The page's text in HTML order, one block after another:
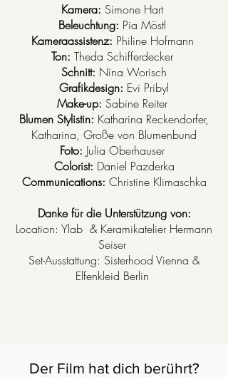
Kamera: Simone Hart
Beleuchtung: Pia Möstl
Kameraassistenz: Philine Hofmann
Ton: Theda Schifferdecker
Schnitt: Nina Worisch
Grafikdesign: Evi Pribyl
Make-up: Sabine Reiter
Blumen Stylistin: Katharina Reckendorfer,
Katharina, Große von Blumenbund
Foto: Julia Oberhauser
Colorist: Daniel Pazderka
Communications: Christine Klimaschka
Danke für die Unterstützung von:
Location: Ylab & Keramikatelier Hermann
Seiser
Set-Ausstattung: Sisterhood Vienna &
Elfenkleid Berlin
Der Film hat dich berührt?